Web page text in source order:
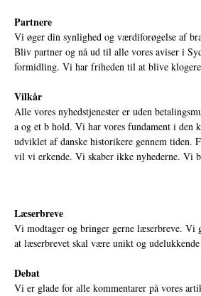
Partnere
Vi øger din synlighed og værdiforøgelse af
Bliv partner og nå ud til alle vores aviser i
formidling. Vi har friheden til at blive
Vilkår
Alle vores nyhedstjenester er uden
a og et b hold. Vi har vores fundament i den
udviklet af danske historikere gennem tiden.
vil vi erkende. Vi skaber ikke nyhederne. Vi
Læserbreve
Vi modtager og bringer gerne læserbreve. Vi
at læserbrevet skal være unikt og
Debat
Vi er glade for alle kommentarer på vores